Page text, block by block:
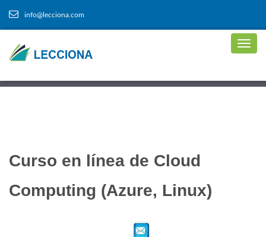
info@lecciona.com
Curso en línea de Cloud
Computing (Azure, Linux)